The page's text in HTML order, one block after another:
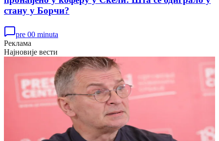
стану у Борчи?
pre 00 minuta
Реклама
Најновије вести